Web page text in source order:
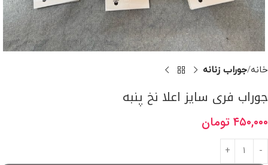
خانه جوراب زنانه
جوراب فری سایز اعلا نخ پنبه
۴۵۰,۰۰۰ تومان